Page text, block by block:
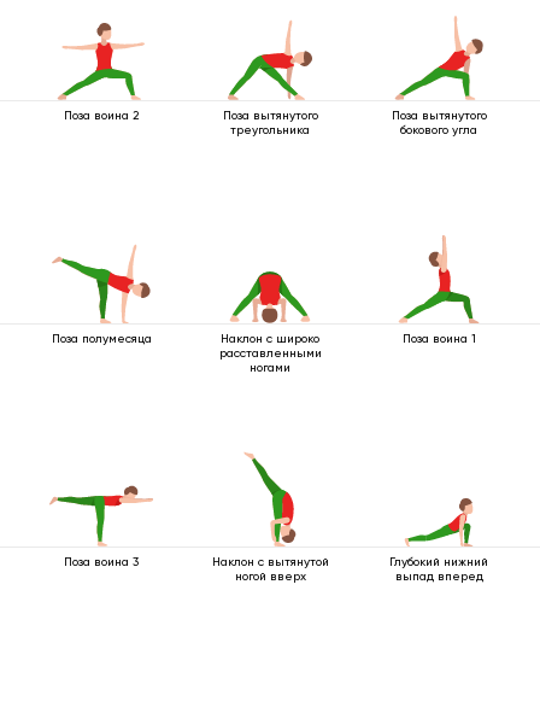
Поза воина 2
Поза вытянутого
треугольника
Поза вытянутого
бокового угла
Поза полумесяца
Наклон с широко
расставленными
ногами
Поза воина 1
Поза воина 3
Наклон с вытянутой
ногой вверх
Глубокий нижний
выпад вперед